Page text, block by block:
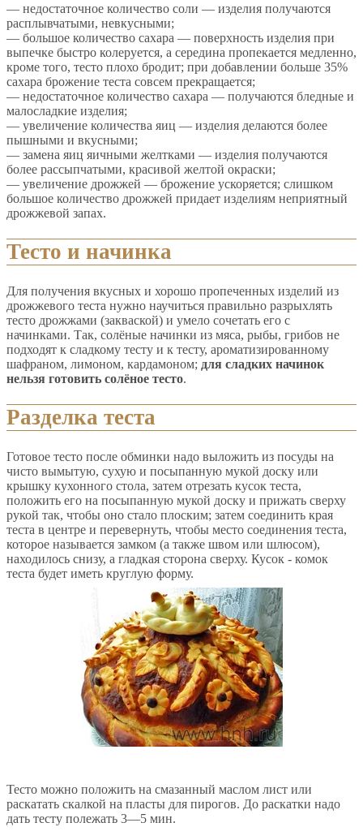
— недостаточное количество соли — изделия получаются
расплывчатыми, невкусными;
— большое количество сахара — поверхность изделия при
выпечке быстро колеруется, а середина пропекается медленно,
кроме того, тесто плохо бродит; при добавлении больше 35%
сахара брожение теста совсем прекращается;
— недостаточное количество сахара — получаются бледные и
малосладкие изделия;
— увеличение количества яиц — изделия делаются более
пышными и вкусными;
— замена яиц яичными желтками — изделия получаются
более рассыпчатыми, красивой желтой окраски;
— увеличение дрожжей — брожение ускоряется; слишком
большое количество дрожжей придает изделиям неприятный
дрожжевой запах.
Тесто и начинка
Для получения вкусных и хорошо пропеченных изделий из
дрожжевого теста нужно научиться правильно разрыхлять
тесто дрожжами (закваской) и умело сочетать его с
начинками. Так, солёные начинки из мяса, рыбы, грибов не
подходят к сладкому тесту и к тесту, ароматизированному
шафраном, лимоном, кардамоном; для сладких начинок
нельзя готовить солёное тесто.
Разделка теста
Готовое тесто после обминки надо выложить из посуды на
чисто вымытую, сухую и посыпанную мукой доску или
крышку кухонного стола, затем отрезать кусок теста,
положить его на посыпанную мукой доску и прижать сверху
рукой так, чтобы оно стало плоским; затем соединить края
теста в центре и перевернуть, чтобы место соединения теста,
которое называется замком (а также швом или шлюсом),
находилось снизу, а гладкая сторона сверху. Кусок - комок
теста будет иметь круглую форму.
Тесто можно положить на смазанный маслом лист или
раскатать скалкой на пласты для пирогов. До раскатки надо
дать тесту полежать 3—5 мин.